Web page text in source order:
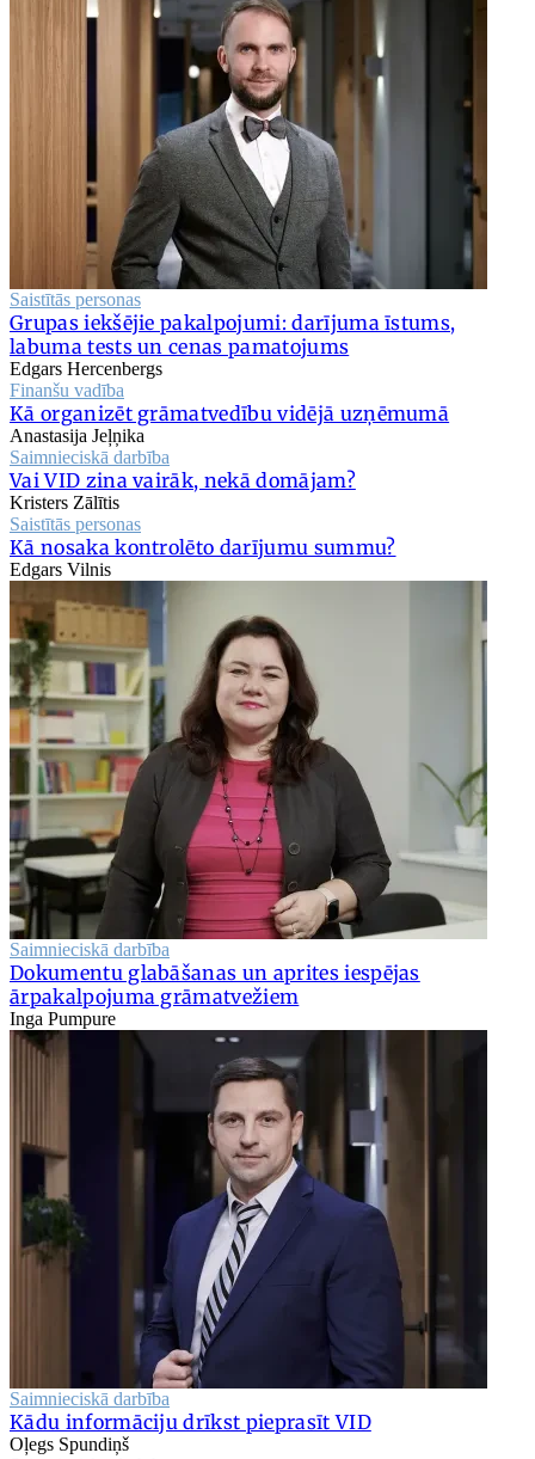
Saistītās personas
Grupas iekšējie pakalpojumi: darījuma īstums,
labuma tests un cenas pamatojums
Edgars Hercenbergs
Finanšu vadība
Kā organizēt grāmatvedību vidējā uzņēmumā
Anastasija Jeļņika
Saimnieciskā darbība
Vai VID zina vairāk, nekā domājam?
Kristers Zālītis
Saistītās personas
Kā nosaka kontrolēto darījumu summu?
Edgars Vilnis
Saimnieciskā darbība
Dokumentu glabāšanas un aprites iespējas
ārpakalpojuma grāmatvežiem
Inga Pumpure
Saimnieciskā darbība
Kādu informāciju drīkst pieprasīt VID
Oļegs Spundiņš